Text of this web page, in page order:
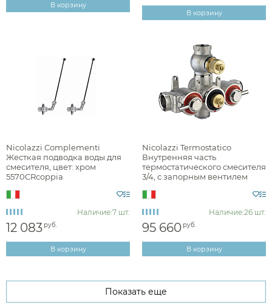
В корзину
В корзину
Nicolazzi Complementi
Жесткая подводка воды для
смесителя, цвет: хром
5570CRcoppia
Наличие:7 шт.
12 083 руб.
В корзину
Nicolazzi Termostatico
Внутренняя часть
термостатического смесителя
3/4, с запорным вентилем
Наличие:26 шт.
95 660 руб.
В корзину
Показать еще